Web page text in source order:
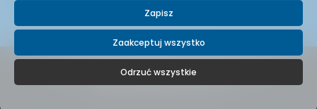
BEZALIN S.A.
Projekt i realizacjaexpo-net.pl
Zapisz
Zaakceptuj wszystko
Odrzuć wszystkie